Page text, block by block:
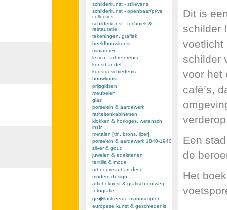
schilderkunst - stillevens
schilderkunst - openbaar/prive
collecties
schilderkunst - techniek &
restauratie
tekeningen, grafiek
beeldhouwkunst
miniaturen
lexica - art reference
kunsthandel
kunstgeschiedenis
bouwkunst
prijsgidsen
meubelen
glas
porselein & aardewerk
rariteitenkabinetten
klokken & horloges, wetensch.
instr.
metalen [tin, brons, ijzer]
porselein & aardewerk 1840-1940
zilver & goud
juwelen & edelstenen
textilia & mode
art nouveau/ art deco
modern design
affichekunst & grafisch ontwerp
fotografie
ge�llustreerde manuscripten
europese kunst & geschiedenis
Dit is
schilder
voetlicht
schilder
voor het
café’s,
Een
de
Het